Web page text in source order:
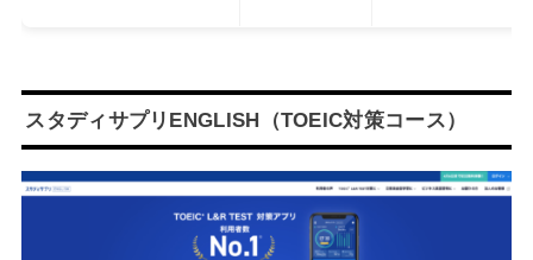
スタディサプリENGLISH（TOEIC対策コース）